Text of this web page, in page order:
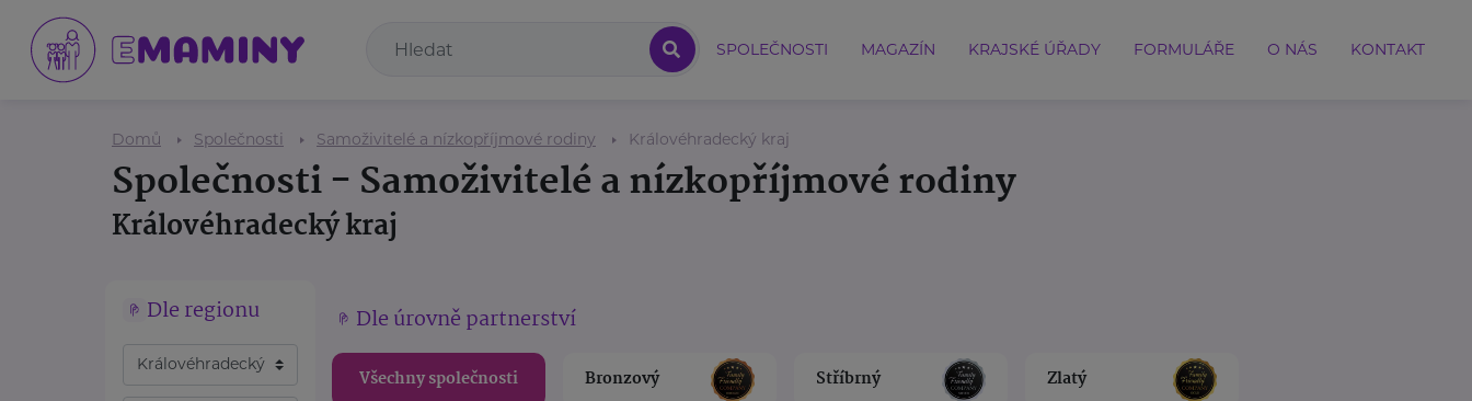
SPOLEČNOSTI MAGAZÍN KRAJSKÉ ÚŘADY FORMULÁŘE O NÁS KONTAKT
Domů Společnosti Samoživitelé a nízkopříjmové rodiny Královéhradecký kraj
Společnosti - Samoživitelé a nízkopříjmové rodiny
Královéhradecký kraj
Dle regionu Dle úrovně partnerství
Všechny společnosti Bronzový Stříbrný Zlatý